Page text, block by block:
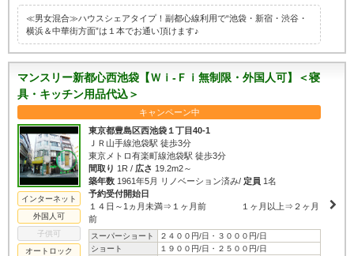
≪男女混合≫ハウスシェアタイプ！副都心線利用で“池袋・新宿・渋谷・
横浜＆中華街方面”は１本でお通い頂けます♪
マンスリー新都心西池袋【Ｗｉ-Ｆｉ無制限・外国人可】＜寝
具・キッチン用品代込＞
キャンペーン中
インターネット
外国人可
子供可
オートロック
東京都豊島区西池袋１丁目40-1
ＪＲ山手線池袋駅 徒歩3分
東京メトロ有楽町線池袋駅 徒歩3分
間取り 1R / 広さ 19.2m2～
築年数 1961年5月 リノベーション済み/ 定員 1名
予約受付開始日
１４日～1ヵ月未満⇒１ヶ月前 １ヶ月以上⇒２ヶ月
前
スーパーショート
２４００円/日・３０００円/日
ショート
１９００円/日・２５００円/日